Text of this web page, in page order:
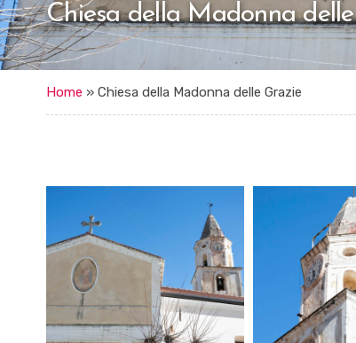
Chiesa della Madonna
Home » Chiesa della Madonna delle Grazie